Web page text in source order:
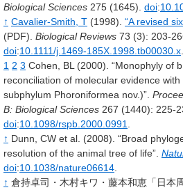
Biological Sciences 275 (1645). doi:
↑ Cavalier-Smith, T (1998). “A revised
(PDF). Biological Reviews 73 (3): 203-
doi:10.1111/j.1469-185X.1998.tb00030.x
1 2 3 Cohen, BL (2000). “Monophyly of
reconciliation of molecular evidence
subphylum Phoroniformea nov.)”.
B: Biological Sciences 267 (1440): 225-
doi:10.1098/rspb.2000.0991
↑ Dunn, CW et al. (2008). “Broad
resolution of the animal tree of life”.
doi:10.1038/nature06614
↑ 倉持卓司・木村キワ・藤本和恵「日本